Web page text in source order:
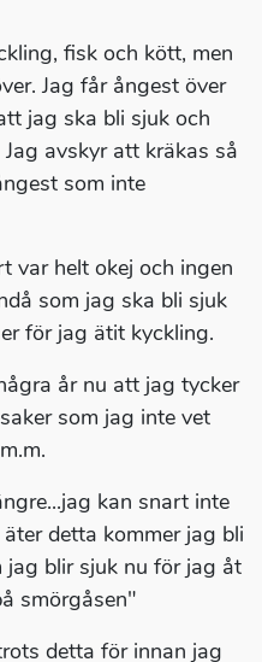
fisk och kött, men
Jag får ångest över
jag ska bli sjuk och
avskyr att kräkas så
som inte
var helt okej och ingen
som jag ska bli sjuk
för jag ätit kyckling.
år nu att jag tycker
som jag inte vet
kan snart inte
detta kommer jag bli
jag blir sjuk nu för jag åt
smörgåsen"
detta för innan jag